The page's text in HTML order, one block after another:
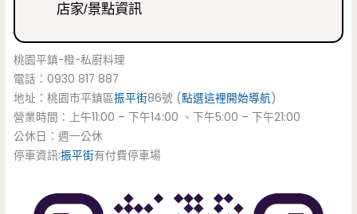
店家/景點資訊
桃園平鎮-橙-私廚料理
電話：0930 817 887
地址：桃園市平鎮區振平街86號 (點選這裡開始導航)
營業時間：上午11:00 – 下午14:00 、下午5:00 – 下午21:00
公休日：週一公休
停車資訊:振平街有付費停車場